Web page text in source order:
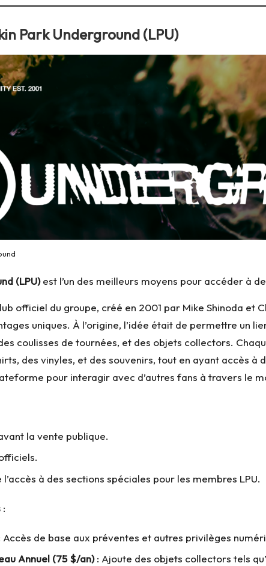
Park Underground (LPU)
(LPU) est l’un des meilleurs moyens pour accéder à
officiel du groupe, créé en 2001 par Mike Shinoda et
uniques. À l’origine, l’idée était de permettre un
coulisses de tournées, et des objets collectors.
des vinyles, et des souvenirs, tout en ayant accès à
pour interagir avec d’autres fans à travers le
la vente publique.
à des sections spéciales pour les membres LPU.
:
de base aux préventes et autres privilèges
Annuel (75 $/an): Ajoute des objets collectors tels